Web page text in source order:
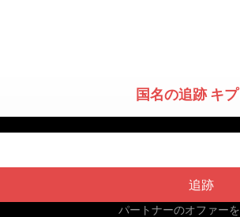
国名の追跡 キ
追跡
パートナーのオファーを